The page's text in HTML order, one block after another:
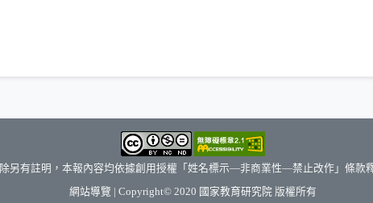
除另有註明，本報內容均依據創用授權「姓名標示—非商業性—禁止改作」條款
網站導覽 | Copyright© 2020 國家教育研究院（另開新視窗）
版權所有